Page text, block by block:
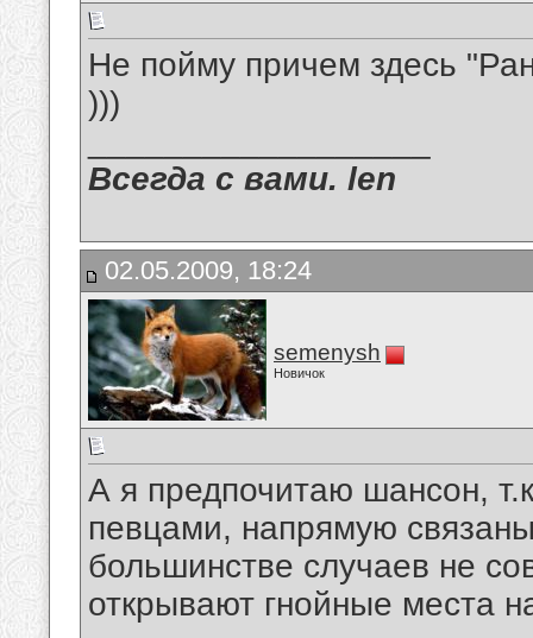
Не пойму причем здесь
)))
Всегда с вами. len
02.05.2009, 18:24
semenysh
Новичок
А я предпочитаю шансон,
певцами, напрямую
большинстве случаев не
открывают гнойные места